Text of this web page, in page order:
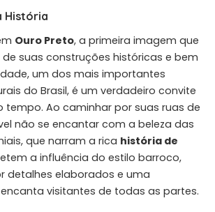
História
Ouro Preto, a primeira imagem que
suas construções históricas e bem
um dos mais importantes
do Brasil, é um verdadeiro convite
tempo. Ao caminhar por suas ruas de
não se encantar com a beleza das
que narram a rica história de
a influência do estilo barroco,
detalhes elaborados e uma
visitantes de todas as partes.